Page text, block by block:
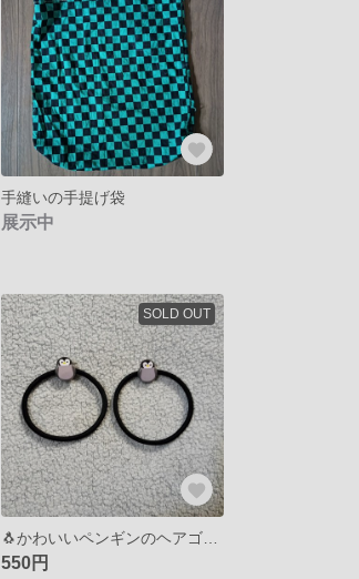
手縫いの手提げ袋
展示中
SOLD OUT
550円